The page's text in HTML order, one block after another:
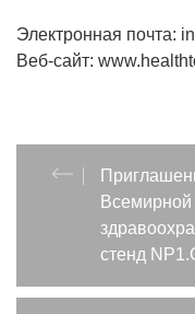
Электронная почта:
Веб-сайт:
Всемирной
стенд